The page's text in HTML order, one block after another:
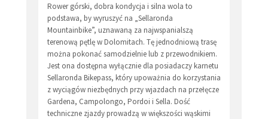
Rower górski, dobra kondycja i silna wola to
podstawa, by wyruszyć na „Sellaronda
Mountainbike”, uznawaną za najwspanialszą
terenową pętlę w Dolomitach. Tę jednodniową trasę
można pokonać samodzielnie lub z przewodnikiem.
Jest ona dostępna wyłącznie dla posiadaczy karnetu
Sellaronda Bikepass, który upoważnia do korzystania
z wyciągów niezbędnych przy wjazdach na przełęcze
Gardena, Campolongo, Pordoi i Sella. Dość
techniczne zjazdy prowadzą w większości wąskimi